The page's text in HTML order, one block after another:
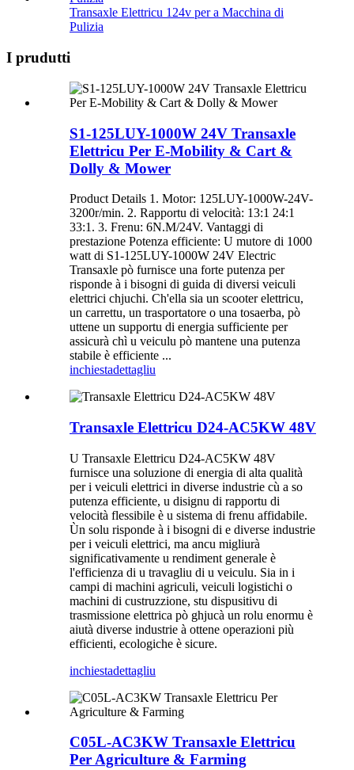
Transaxle Elettricu 124v per a Macchina di
Pulizia
I prudutti
S1-125LUY-1000W 24V Transaxle
Elettricu Per E-Mobility & Cart &
Dolly & Mower
Product Details 1. Motor: 125LUY-1000W-24V-
3200r/min. 2. Rapportu di velocità: 13:1 24:1
33:1. 3. Frenu: 6N.M/24V. Vantaggi di
prestazione Potenza efficiente: U mutore di 1000
watt di S1-125LUY-1000W 24V Electric
Transaxle pò furnisce una forte putenza per
risponde à i bisogni di guida di diversi veiculi
elettrici chjuchi. Ch'ella sia un scooter elettricu,
un carrettu, un trasportatore o una tosaerba, pò
uttene un supportu di energia sufficiente per
assicurà chì u veiculu pò mantene una putenza
stabile è efficiente ...
inchiestadettagliu
Transaxle Elettricu D24-AC5KW 48V
U Transaxle Elettricu D24-AC5KW 48V
furnisce una soluzione di energia di alta qualità
per i veiculi elettrici in diverse industrie cù a so
putenza efficiente, u disignu di rapportu di
velocità flessibile è u sistema di frenu affidabile.
Ùn solu risponde à i bisogni di e diverse industrie
per i veiculi elettrici, ma ancu migliurà
significativamente u rendiment generale è
l'efficienza di u travagliu di u veiculu. Sia in i
campi di machini agriculi, veiculi logistichi o
machini di custruzzione, stu dispusitivu di
trasmissione elettrica pò ghjucà un rolu enormu è
aiutà diverse industrie à ottene operazioni più
efficienti, ecologiche è sicure.
inchiestadettagliu
C05L-AC3KW Transaxle Elettricu
Per Agriculture & Farming